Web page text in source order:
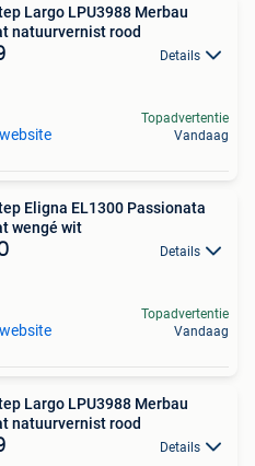
Largo LPU3988 Merbau
natuurvernist rood
Details
Topadvertentie
Vandaag
Eligna EL1300 Passionata
wengé wit
Details
Topadvertentie
Vandaag
Largo LPU3988 Merbau
natuurvernist rood
Details